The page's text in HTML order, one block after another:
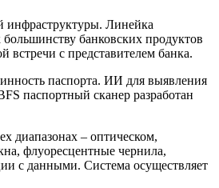
инфраструктуры. Линейка
банковских продуктов
с представителем банка.
паспорта. ИИ для выявления
паспортный сканер разработан
диапазонах – оптическом,
флуоресцентные чернила,
с данными. Система осуществляет